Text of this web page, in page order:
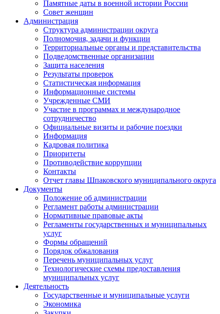
Памятные даты в военной истории России
Совет женщин
Администрация
Структура администрации округа
Полномочия, задачи и функции
Территориальные органы и представительства
Подведомственные организации
Защита населения
Результаты проверок
Статистическая информация
Информационные системы
Учрежденные СМИ
Участие в программах и международное
сотрудничество
Официальные визиты и рабочие поездки
Информация
Кадровая политика
Приоритеты
Противодействие коррупции
Контакты
Отчет главы Шпаковского муниципального округа
Документы
Положение об администрации
Регламент работы администрации
Нормативные правовые акты
Регламенты государственных и муниципальных
услуг
Формы обращений
Порядок обжалования
Перечень муниципальных услуг
Технологические схемы предоставления
муниципальных услуг
Деятельность
Государственные и муниципальные услуги
Экономика